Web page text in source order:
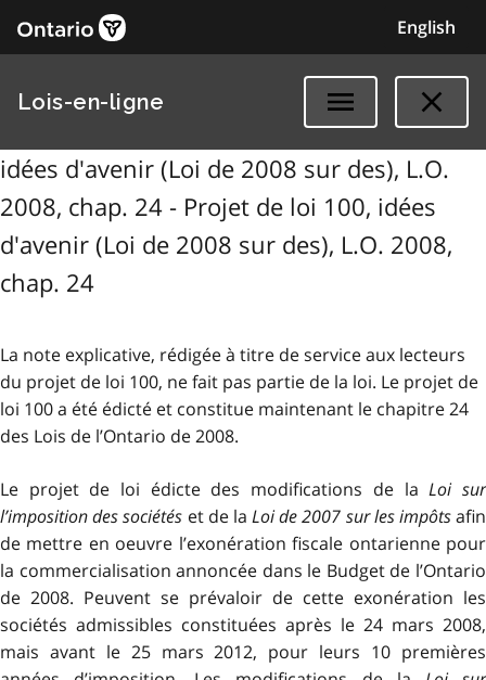
English
Lois-en-ligne
idées d'avenir (Loi de 2008 sur des), L.O.
2008, chap. 24 - Projet de loi 100, idées
d'avenir (Loi de 2008 sur des), L.O. 2008,
chap. 24
La note explicative, rédigée à titre de service aux lecteurs
du projet de loi 100, ne fait pas partie de la loi. Le projet de
loi 100 a été édicté et constitue maintenant le chapitre 24
des Lois de l’Ontario de 2008.
Le projet de loi édicte des modifications de laLoi sur
l’imposition des sociétés et de laLoi de 2007 sur les impôtsafin
de mettre en oeuvre l’exonération fiscale ontarienne pour
la commercialisation annoncée dans le Budget de l’Ontario
de 2008. Peuvent se prévaloir de cette exonération les
sociétés admissibles constituées après le 24 mars 2008,
mais avant le 25 mars 2012, pour leurs 10 premières